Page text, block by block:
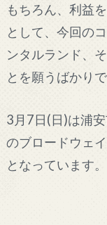
もちろん、利益
として、今回の
ンタルランド、
とを願うばかりで
3月7日(日)は浦
のブロードウェ
となっています。